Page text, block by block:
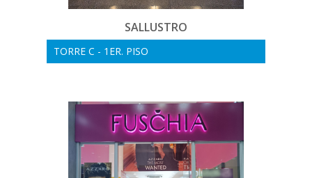
SALLUSTRO
TORRE C - 1ER. PISO